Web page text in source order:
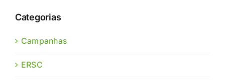
Categorias
Campanhas
ERSC